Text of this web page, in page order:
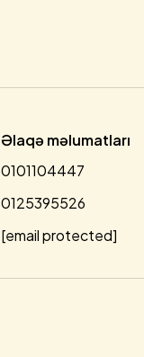
Əlaqə məlumatları
0101104447
0125395526
[email protected]